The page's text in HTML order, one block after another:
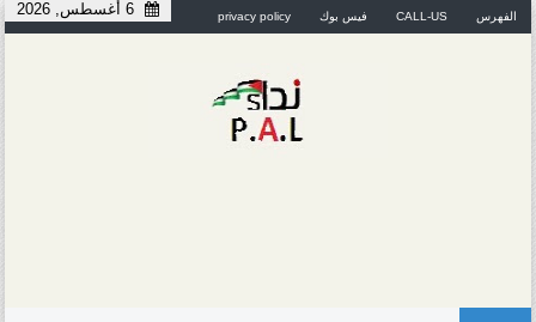
الفهرس CALL-US فيس بوك privacy policy 6 أغسطس, 2026